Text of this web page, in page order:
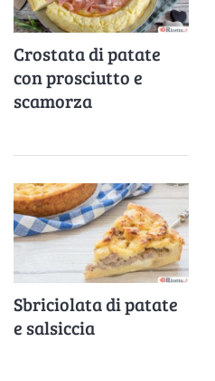
Crostata di patate
con prosciutto e
scamorza
Sbriciolata di patate
e salsiccia